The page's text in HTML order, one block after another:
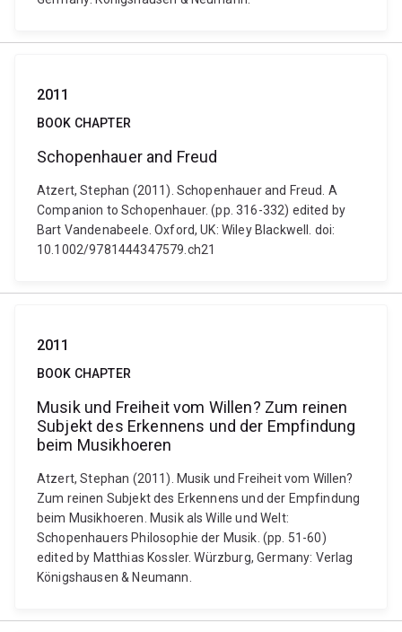
2011
BOOK CHAPTER
Schopenhauer and Freud
Atzert, Stephan (2011). Schopenhauer and Freud. A
Companion to Schopenhauer. (pp. 316-332) edited by
Bart Vandenabeele. Oxford, UK: Wiley Blackwell. doi:
10.1002/9781444347579.ch21
2011
BOOK CHAPTER
Musik und Freiheit vom Willen? Zum reinen
Subjekt des Erkennens und der Empfindung
beim Musikhoeren
Atzert, Stephan (2011). Musik und Freiheit vom Willen?
Zum reinen Subjekt des Erkennens und der Empfindung
beim Musikhoeren. Musik als Wille und Welt:
Schopenhauers Philosophie der Musik. (pp. 51-60)
edited by Matthias Kossler. Würzburg, Germany: Verlag
Königshausen & Neumann.